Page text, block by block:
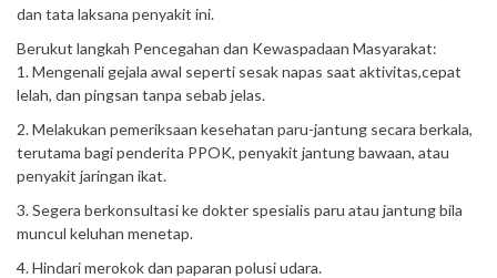
dan tata laksana penyakit ini.
Berukut langkah Pencegahan dan Kewaspadaan Masyarakat:
1. Mengenali gejala awal seperti sesak napas saat aktivitas,cepat
lelah, dan pingsan tanpa sebab jelas.
2. Melakukan pemeriksaan kesehatan paru-jantung secara berkala,
terutama bagi penderita PPOK, penyakit jantung bawaan, atau
penyakit jaringan ikat.
3. Segera berkonsultasi ke dokter spesialis paru atau jantung bila
muncul keluhan menetap.
4. Hindari merokok dan paparan polusi udara.